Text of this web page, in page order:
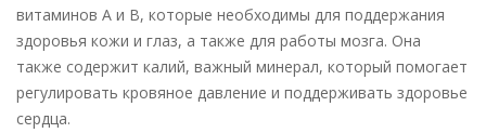
витаминов А и В, которые необходимы для поддержания
здоровья кожи и глаз, а также для работы мозга. Она
также содержит калий, важный минерал, который помогает
регулировать кровяное давление и поддерживать здоровье
сердца.